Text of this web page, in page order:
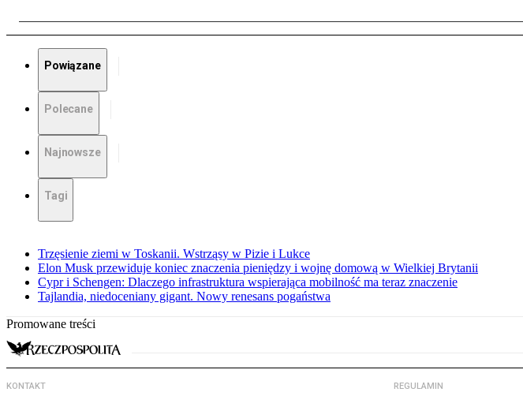
Powiązane
Polecane
Najnowsze
Tagi
Trzęsienie ziemi w Toskanii. Wstrząsy w Pizie i Lukce
Elon Musk przewiduje koniec znaczenia pieniędzy i wojnę domową w Wielkiej Brytanii
Cypr i Schengen: Dlaczego infrastruktura wspierająca mobilność ma teraz znaczenie
Tajlandia, niedoceniany gigant. Nowy renesans pogaństwa
Promowane treści
KONTAKT REGULAMIN